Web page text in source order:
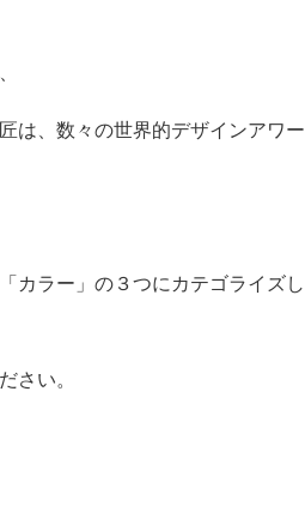
は、数々の世界的デザインアワー
カラー」の３つにカテゴライズし
さい。